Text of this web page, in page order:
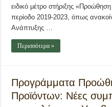
ειδικό μέτρο στήριξης
περίοδο 2019-2023, όπως
Ανάπτυξης …
Περισσότερα »
Προγράμματα
Προϊόντων: Νέες